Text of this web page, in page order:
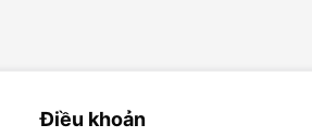
Điều khoản